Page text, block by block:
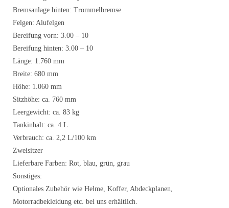
Bremsanlage hinten: Trommelbremse
Felgen: Alufelgen
Bereifung vorn: 3.00 – 10
Bereifung hinten: 3.00 – 10
Länge: 1.760 mm
Breite: 680 mm
Höhe: 1.060 mm
Sitzhöhe: ca. 760 mm
Leergewicht: ca. 83 kg
Tankinhalt: ca. 4 L
Verbrauch: ca. 2,2 L/100 km
Zweisitzer
Lieferbare Farben: Rot, blau, grün, grau
Sonstiges:
Optionales Zubehör wie Helme, Koffer, Abdeckplanen,
Motorradbekleidung etc. bei uns erhältlich.